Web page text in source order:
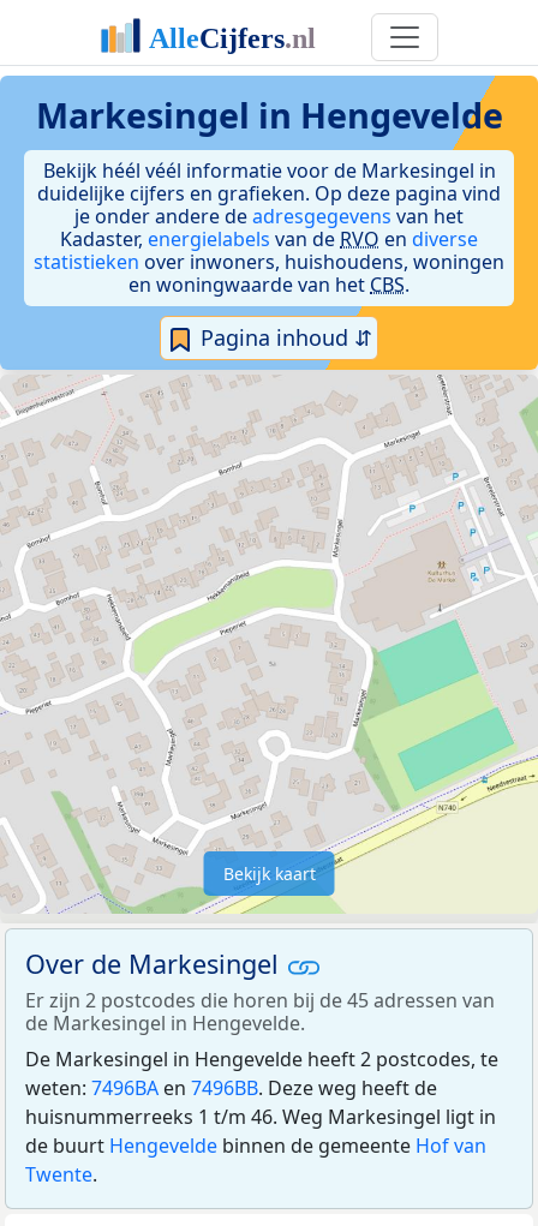
Markesingel in Hengevelde
Bekijk héél véél informatie voor de Markesingel in
duidelijke cijfers en grafieken. Op deze pagina vind
je onder andere deadresgegevens van het
Kadaster, energielabels van de RVO en diverse
statistieken over inwoners, huishoudens, woningen
en woningwaarde van het CBS.
Pagina inhoud ⇵
Bekijk kaart
Over de Markesingel
Er zijn 2 postcodes die horen bij de 45 adressen van
de Markesingel in Hengevelde.
De Markesingel in Hengevelde heeft 2 postcodes, te
weten: 7496BA en 7496BB. Deze weg heeft de
huisnummerreeks 1 t/m 46. Weg Markesingel ligt in
de buurt Hengevelde binnen de gemeente Hof van
Twente.